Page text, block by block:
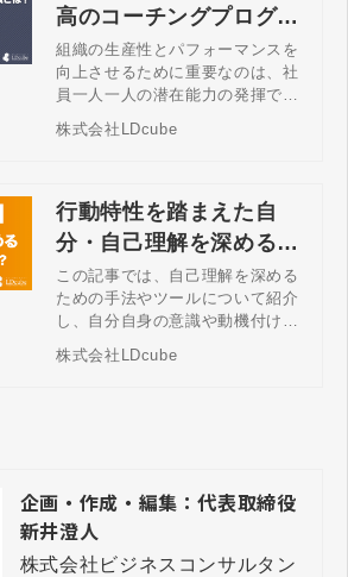
解を深める方法についてご案内し
ていきます。
高のコーチングプログラ
ムとは！？
組織の生産性とパフォーマンスを
向上させるために重要なのは、社
員一人一人の潜在能力の発揮で
す。それを引き出すためには、社
員の自己理解を促すコーチング的
ログラムやそのやり方、自身の行
動特性を理解するLIFOメソッドに
ついて解説します。
株式会社LDcube
行動特性を踏まえた自
分・自己理解を深めるワ
ークショップとは！
この記事では、自己理解を深める
ための手法やツールについて紹介
し、自分自身の意識や動機付け、
特性についてのワークショップの
価値と効果、具体的な方法など詳
株式会社LDcube
企画・作成・編集：代表取締役
新井澄人
株式会社ビジネスコンサルタン